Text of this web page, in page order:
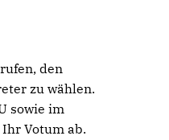
den
zu wählen.
sowie im
Votum ab.